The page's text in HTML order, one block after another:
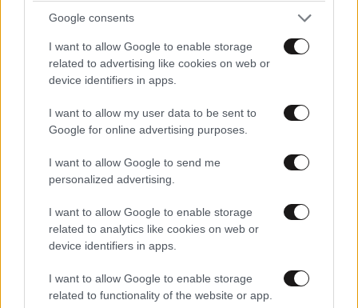
Google consents
I want to allow Google to enable storage
related to advertising like cookies on web or
device identifiers in apps.
I want to allow my user data to be sent to
Google for online advertising purposes.
I want to allow Google to send me
personalized advertising.
I want to allow Google to enable storage
related to analytics like cookies on web or
device identifiers in apps.
I want to allow Google to enable storage
related to functionality of the website or app.
Ποιοι φορολογούμενοι θα λάβουν email ή
τηλεφώνημα από την ΑΑΔΕ για φορολογικές